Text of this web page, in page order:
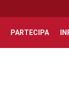
PARTECIPA